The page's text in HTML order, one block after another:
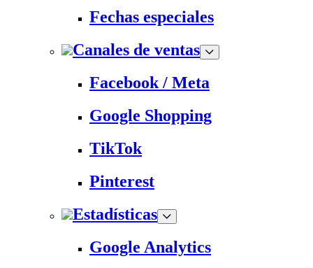
Fechas especiales
Canales de ventas
Facebook / Meta
Google Shopping
TikTok
Pinterest
Estadísticas
Google Analytics